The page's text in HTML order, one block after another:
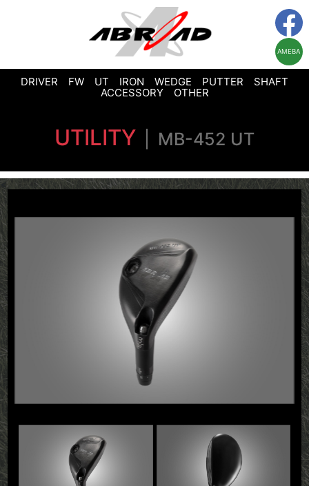
AMEBA
DRIVER FW UT IRON WEDGE PUTTER
SHAFT
ACCESSORY
OTHER
UTILITY MB-452 UT
<